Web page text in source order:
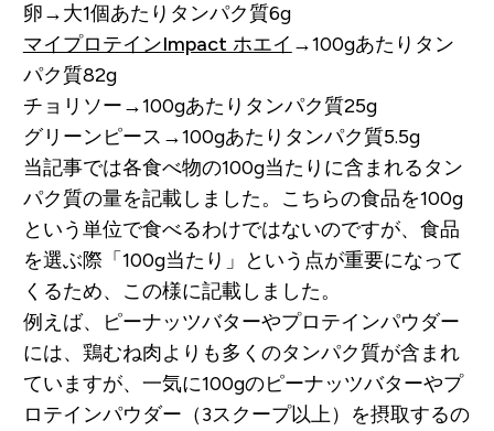
卵→大1個あたりタンパク質6g
マイプロテインImpact ホエイ →100gあたりタン
パク質82g
チョリソー→100gあたりタンパク質25g
グリーンピース→100gあたりタンパク質5.5g
当記事では各食べ物の100g当たりに含まれるタン
パク質の量を記載しました。こちらの食品を100g
という単位で食べるわけではないのですが、食品
を選ぶ際「100g当たり」という点が重要になって
くるため、この様に記載しました。
例えば、ピーナッツバターやプロテインパウダー
には、鶏むね肉よりも多くのタンパク質が含まれ
ていますが、一気に100gのピーナッツバターやプ
ロテインパウダー（3スクープ以上）を摂取するの